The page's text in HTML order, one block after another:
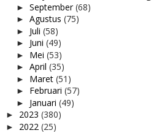
► September(68)
► Agustus (75)
► Juli (58)
► Juni (49)
► Mei (53)
► April (35)
► Maret (51)
► Februari (57)
► Januari (49)
► 2023 (380)
► 2022 (25)